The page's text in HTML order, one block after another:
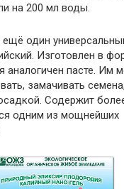
на 200 мл воды.
один
Изготовлен в
аналогичен пасте. Им
замачивать
Содержит
одним из мощнейших